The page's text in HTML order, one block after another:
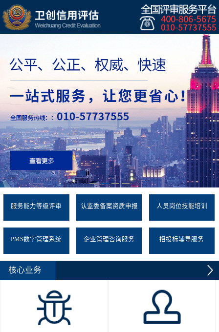
服务能力等级评审 认监委备案资质申报 人员岗位技能培训
PMS数字管理系统 企业管理咨询服务 招投标辅导服务
核心业务